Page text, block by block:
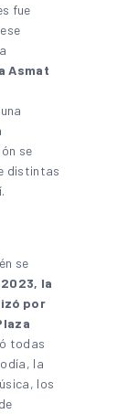
fue
Asmat
se
distintas
se
2023, la
por
todas
la
los